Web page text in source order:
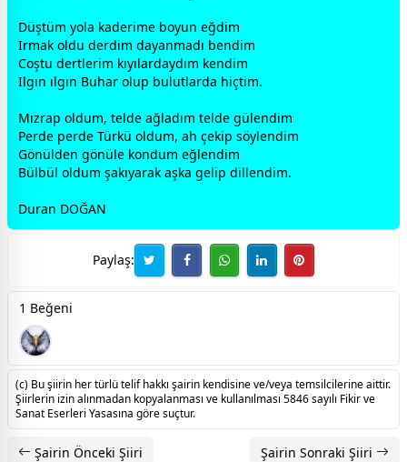
Düştüm yola kaderime boyun eğdim
Irmak oldu derdim dayanmadı bendim
Coştu dertlerim kıyılardaydım kendim
Ilgın ılgın Buhar olup bulutlarda hiçtim.
Mızrap oldum, telde ağladım telde gülendim
Perde perde Türkü oldum, ah çekip söylendim
Gönülden gönüle kondum eğlendim
Bülbül oldum şakıyarak aşka gelip dillendim.
Duran DOĞAN
Paylaş:
1 Beğeni
(c) Bu şiirin her türlü telif hakkı şairin kendisine ve/veya temsilcilerine aittir.
Şiirlerin izin alınmadan kopyalanması ve kullanılması 5846 sayılı Fikir ve
Sanat Eserleri Yasasına göre suçtur.
Şairin Önceki Şiiri Şairin Sonraki Şiiri